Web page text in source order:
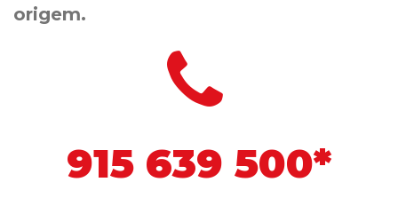
origem.
915 639 500*